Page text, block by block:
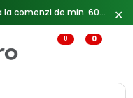
iulie → Vezi ofertele
✕
0 0